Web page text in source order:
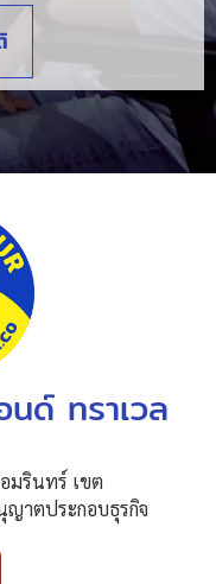
ด์ ทราเวล
มรินทร์ เขต
ญาตประกอบธุรกิจ